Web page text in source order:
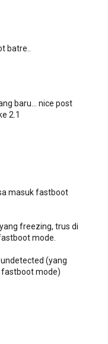
batre..
baru... nice post
2.1
masuk fastboot
freezing, trus di
mode.
(yang
fastboot mode)